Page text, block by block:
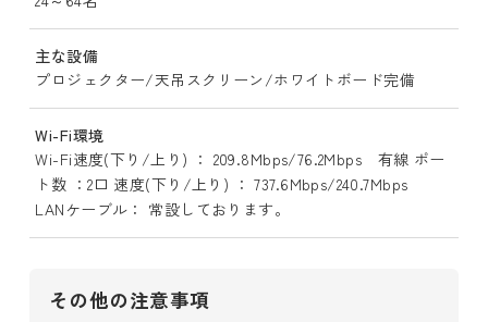
主な設備
プロジェクター/天吊スクリーン/ホワイトボード完備
Wi-Fi環境
Wi-Fi速度(下り/上り) ： 209.8Mbps/76.2Mbps 有線 ポー
ト数 ：2口 速度(下り/上り) ： 737.6Mbps/240.7Mbps
LANケーブル： 常設しております。
その他の注意事項